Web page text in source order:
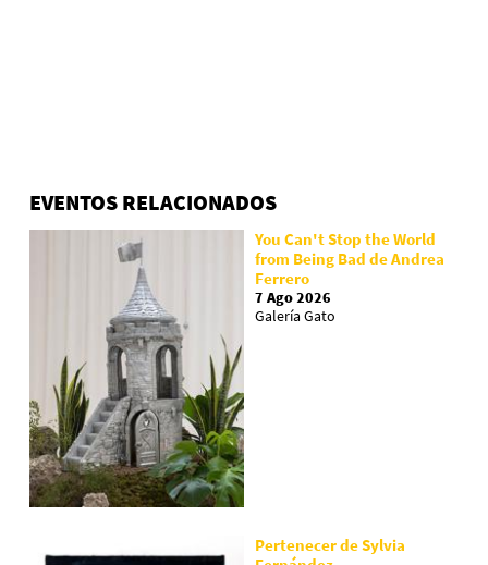
EVENTOS RELACIONADOS
You Can't Stop the World
from Being Bad de Andrea
Ferrero
7 Ago 2026
Galería Gato
Pertenecer de Sylvia